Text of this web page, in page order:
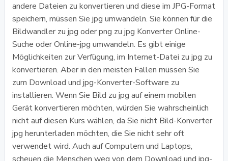
andere Dateien zu konvertieren und diese im JPG-Format
speichern, müssen Sie jpg umwandeln. Sie können für die
Bildwandler zu jpg oder png zu jpg Konverter Online-
Suche oder Online-jpg umwandeln. Es gibt einige
Möglichkeiten zur Verfügung, im Internet-Datei zu jpg zu
konvertieren. Aber in den meisten Fällen müssen Sie
zum Download und jpg-Konverter-Software zu
installieren. Wenn Sie Bild zu jpg auf einem mobilen
Gerät konvertieren möchten, würden Sie wahrscheinlich
nicht auf diesen Kurs wählen, da Sie nicht Bild-Konverter
jpg herunterladen möchten, die Sie nicht sehr oft
verwendet wird. Auch auf Computern und Laptops,